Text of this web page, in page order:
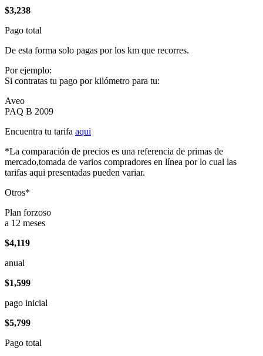
$3,238
Pago total
De esta forma solo pagas por los km que recorres.
Por ejemplo:
Si contratas tu pago por kilómetro para tu:
Aveo
PAQ B 2009
Encuentra tu tarifa aqui
*La comparación de precios es una referencia de primas de
mercado,tomada de varios compradores en línea por lo cual las
tarifas aqui presentadas pueden variar.
Otros*
Plan forzoso
a 12 meses
$4,119
anual
$1,599
pago inicial
$5,799
Pago total